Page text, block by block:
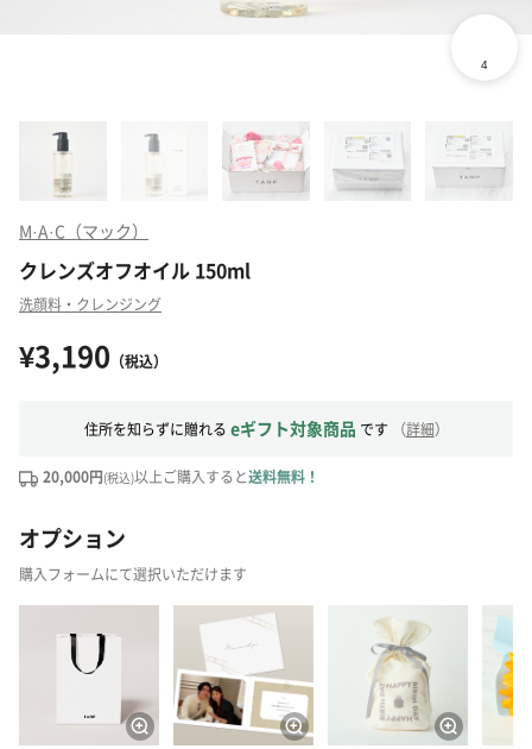
M·A·C（マック）
クレンズオフオイル 150ml
洗顔料・クレンジング
¥3,190 （税込）
住所を知らずに贈れる eギフト対象商品 です （詳細）
20,000円(税込)以上ご購入すると送料無料！
オプション
購入フォームにて選択いただけます